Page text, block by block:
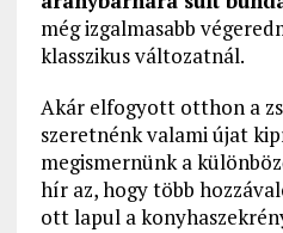
még izgalmasabb
klasszikus változatnál.
Akár elfogyott otthon a
szeretnénk valami újat
megismernünk a
hír az, hogy több
ott lapul a